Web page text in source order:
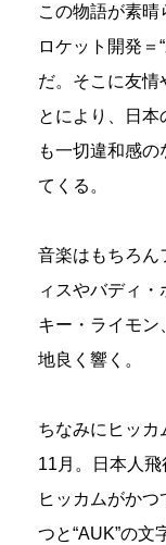
この物語が素晴
ロケット開発＝
だ。そこに友情
とにより、日本
も一切違和感
てくる。
音楽はもちろん
ィスやバディ
キー・ライモン
地良く響く。
ちなみにヒッ
11月。日本人
ヒッカムがか
つと“AUK”の文